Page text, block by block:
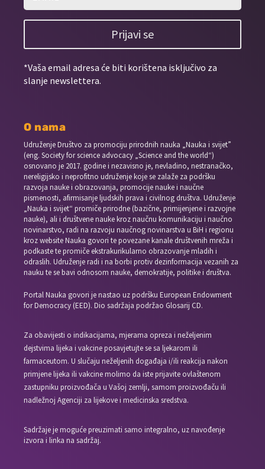
Prijavi se
*Vaša email adresa će biti korištena isključivo za
slanje newslettera.
O nama
Udruženje Društvo za promociju prirodnih nauka „Nauka i svijet”
(eng. Society for science advocacy „Science and the world“)
osnovano je 2017. godine i nezavisno je, nevladino, nestranačko,
nereligijsko i neprofitno udruženje koje se zalaže za podršku
razvoja nauke i obrazovanja, promocije nauke i naučne
pismenosti, afirmisanje ljudskih prava i civilnog društva. Udruženje
„Nauka i svijet“ promiče prirodne (bazične, primijenjene i razvojne
nauke), ali i društvene nauke kroz naučnu komunikaciju i naučno
novinarstvo, radi na razvoju naučnog novinarstva u BiH i regionu
kroz website Nauka govori te povezane kanale društvenih mreža i
podkaste te promiče ekstrakurikularno obrazovanje mladih i
odraslih. Udruženje radi i na borbi protiv dezinformacija vezanih za
nauku te se bavi odnosom nauke, demokratije, politike i društva.
Portal Nauka govori je nastao uz podršku European Endowment
for Democracy (EED). Dio sadržaja podržao Glosarij CD.
Za obavijesti o indikacijama, mjerama opreza i neželjenim
dejstvima lijeka i vakcine posavjetujte se sa ljekarom ili
farmaceutom. U slučaju neželjenih događaja i/ili reakcija nakon
primjene lijeka ili vakcine molimo da iste prijavite ovlaštenom
zastupniku proizvođača u Vašoj zemlji, samom proizvođaču ili
nadležnoj Agenciji za lijekove i medicinska sredstva.
Sadržaje je moguće preuzimati samo integralno, uz navođenje
izvora i linka na sadržaj.